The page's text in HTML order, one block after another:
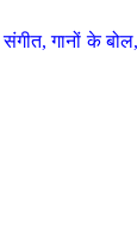
गानों के